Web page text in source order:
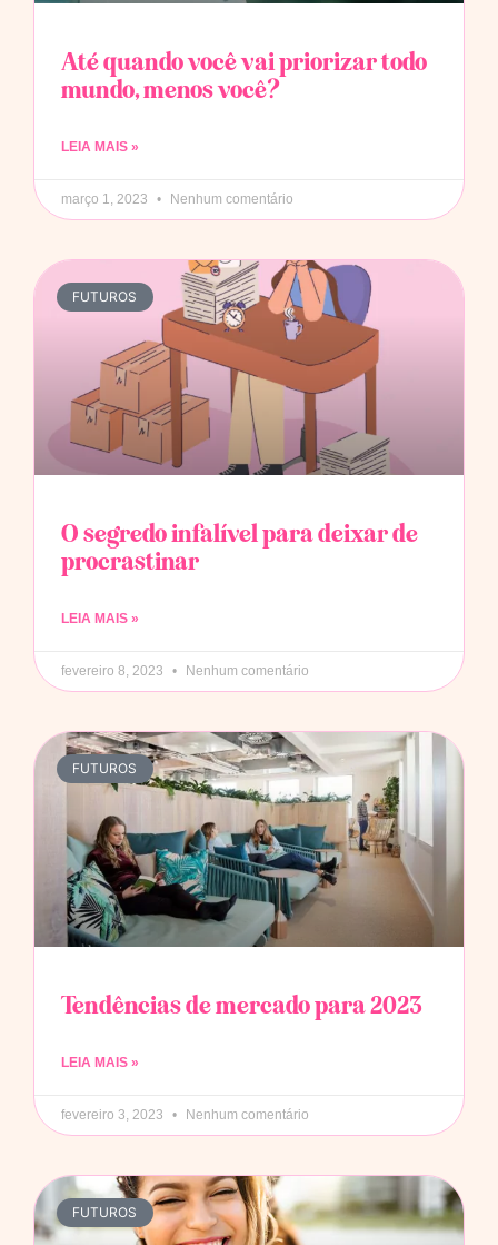
Até quando você vai priorizar todo
mundo, menos você?
LEIA MAIS »
março 1, 2023 Nenhum comentário
FUTUROS
O segredo infalível para deixar de
procrastinar
LEIA MAIS »
fevereiro 8, 2023 Nenhum comentário
FUTUROS
Tendências de mercado para 2023
LEIA MAIS »
fevereiro 3, 2023 Nenhum comentário
FUTUROS